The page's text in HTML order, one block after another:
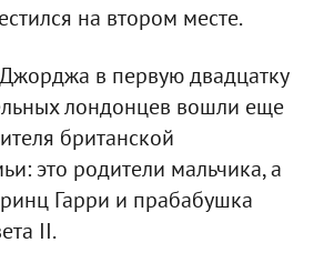
на втором месте.
в первую двадцатку
лондонцев вошли еще
британской
это родители мальчика, а
Гарри и прабабушка
II.